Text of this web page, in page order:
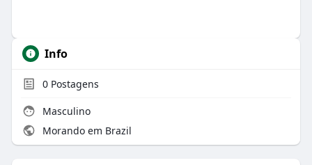
Info
0Postagens
Masculino
Morando em Brazil